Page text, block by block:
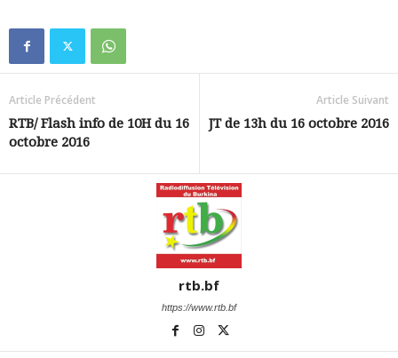
Article Précédent
RTB/ Flash info de 10H du 16
octobre 2016
Article Suivant
JT de 13h du 16 octobre 2016
rtb.bf
https://www.rtb.bf